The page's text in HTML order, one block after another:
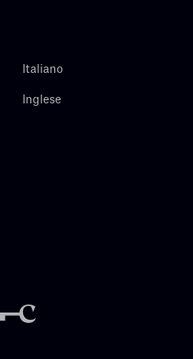
Italiano
Inglese